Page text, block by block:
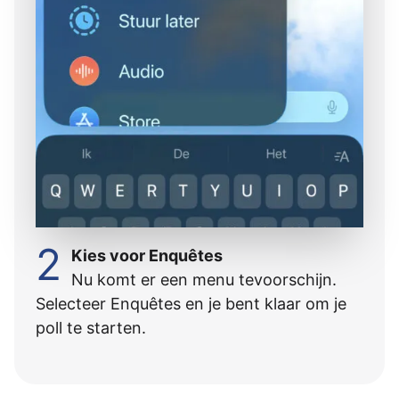
2
Kies voor Enquêtes
Nu komt er een menu tevoorschijn.
Selecteer Enquêtes en je bent klaar om je
poll te starten.